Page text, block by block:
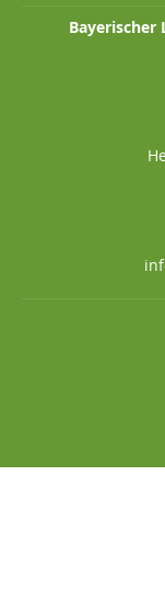
Bayerischer